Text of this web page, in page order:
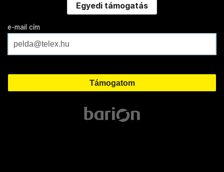
Egyedi támogatás
e-mail cím